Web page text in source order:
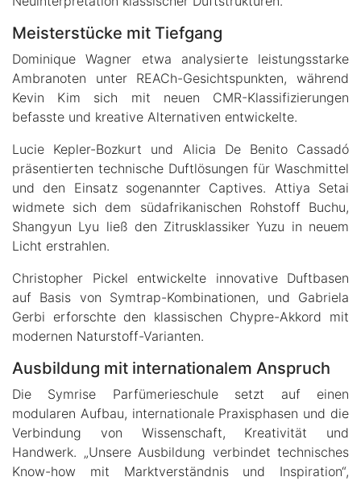
Meisterstücke mit Tiefgang
Dominique Wagner etwa analysierte leistungsstarke
Ambranoten unter REACh-Gesichtspunkten, während
Kevin Kim sich mit neuen CMR-Klassifizierungen
befasste und kreative Alternativen entwickelte.
Lucie Kepler-Bozkurt und Alicia De Benito Cassadó
präsentierten technische Duftlösungen für Waschmittel
und den Einsatz sogenannter Captives. Attiya Setai
widmete sich dem südafrikanischen Rohstoff Buchu,
Shangyun Lyu ließ den Zitrusklassiker Yuzu in neuem
Licht erstrahlen.
Christopher Pickel entwickelte innovative Duftbasen
auf Basis von Symtrap-Kombinationen, und Gabriela
Gerbi erforschte den klassischen Chypre-Akkord mit
modernen Naturstoff-Varianten.
Ausbildung mit internationalem Anspruch
Die Symrise Parfümerieschule setzt auf einen
modularen Aufbau, internationale Praxisphasen und die
Verbindung von Wissenschaft, Kreativität und
Handwerk. „Unsere Ausbildung verbindet technisches
Know-how mit Marktverständnis und Inspiration“,